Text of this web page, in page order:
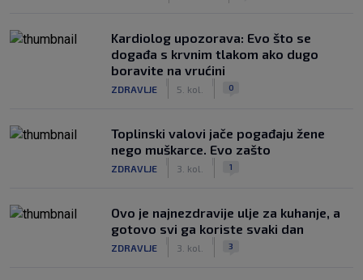
Kardiolog upozorava: Evo što se
događa s krvnim tlakom ako dugo
boravite na vrućini
ZDRAVLJE 5. kol. 0
Toplinski valovi jače pogađaju žene
nego muškarce. Evo zašto
ZDRAVLJE 3. kol. 1
Ovo je najnezdravije ulje za kuhanje, a
gotovo svi ga koriste svaki dan
ZDRAVLJE 3. kol. 3